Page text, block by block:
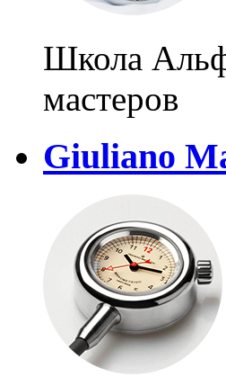
Школа
мастеров
Giuliano